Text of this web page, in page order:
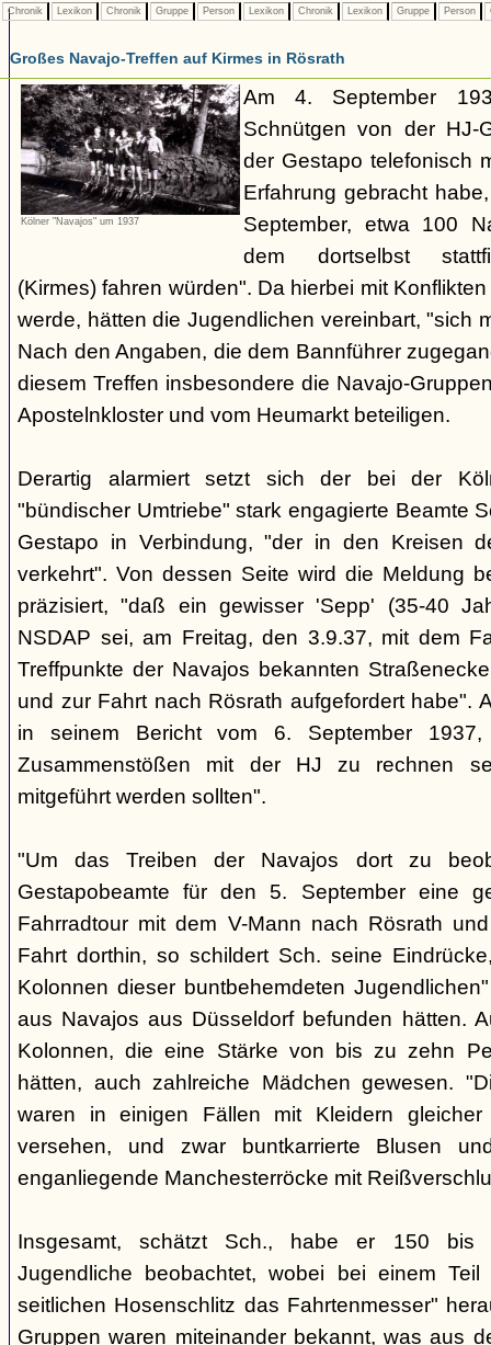
Chronik Lexikon Chronik Gruppe Person Lexikon Chronik Lexikon Gruppe Person
Großes Navajo-Treffen auf Kirmes in Rösrath
Kölner "Navajos" um 1937
Am 4. September
Schnütgen von der HJ-
der Gestapo telefonisch
Erfahrung gebracht
September, etwa 100
dem dortselbst
(Kirmes) fahren würden". Da hierbei mit
werde, hätten die Jugendlichen vereinbart, "sich
Nach den Angaben, die dem Bannführer
diesem Treffen insbesondere die Navajo-
Apostelnkloster und vom Heumarkt beteiligen.
Derartig alarmiert setzt sich der bei der
"bündischer Umtriebe" stark engagierte Beamte
Gestapo in Verbindung, "der in den Kreisen
verkehrt". Von dessen Seite wird die Meldung
präzisiert, "daß ein gewisser 'Sepp' (35-40
NSDAP sei, am Freitag, den 3.9.37, mit dem
Treffpunkte der Navajos bekannten
und zur Fahrt nach Rösrath aufgefordert habe".
in seinem Bericht vom 6. September
Zusammenstößen mit der HJ zu rechnen
mitgeführt werden sollten".
"Um das Treiben der Navajos dort zu
Gestapobeamte für den 5. September eine
Fahrradtour mit dem V-Mann nach Rösrath
Fahrt dorthin, so schildert Sch. seine
Kolonnen dieser buntbehemdeten
aus Navajos aus Düsseldorf befunden hätten.
Kolonnen, die eine Stärke von bis zu zehn
hätten, auch zahlreiche Mädchen gewesen.
waren in einigen Fällen mit Kleidern
versehen, und zwar buntkarrierte Blusen
enganliegende Manchesterröcke mit
Insgesamt, schätzt Sch., habe er 150 bis
Jugendliche beobachtet, wobei bei einem
seitlichen Hosenschlitz das Fahrtenmesser"
Gruppen waren miteinander bekannt, was aus